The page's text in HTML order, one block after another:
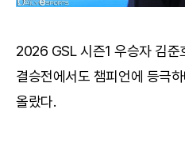
2026 GSL 시즌1 우승자 김
결승전에서도 챔피언에 등극
올랐다.